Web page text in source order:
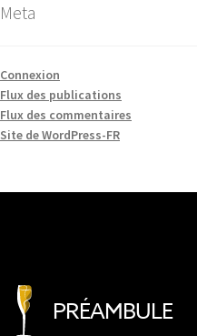
Meta
Connexion
Flux des publications
Flux des commentaires
Site de WordPress-FR
PRÉAMBULE